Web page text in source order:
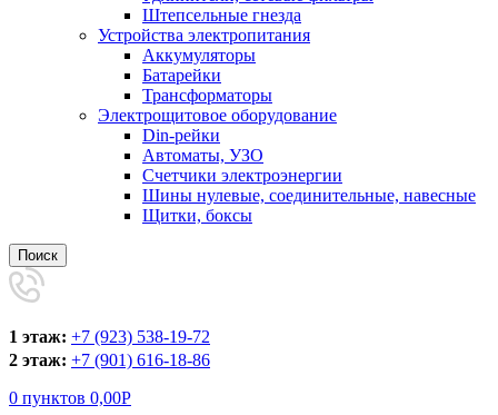
Штепсельные гнезда
Устройства электропитания
Аккумуляторы
Батарейки
Трансформаторы
Электрощитовое оборудование
Din-рейки
Автоматы, УЗО
Счетчики электроэнергии
Шины нулевые, соединительные, навесные
Щитки, боксы
Поиск
1 этаж: +7 (923) 538-19-72
2 этаж: +7 (901) 616-18-86
0 пунктов 0,00Р